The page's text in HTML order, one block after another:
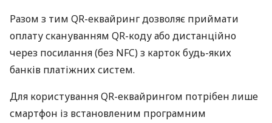
Разом з тим QR-еквайринг дозволяє приймати
оплату скануванням QR-коду або дистанційно
через посилання (без NFC) з карток будь-яких
банків платіжних систем.
Для користування QR-еквайрингом потрібен лише
смартфон із встановленим програмним